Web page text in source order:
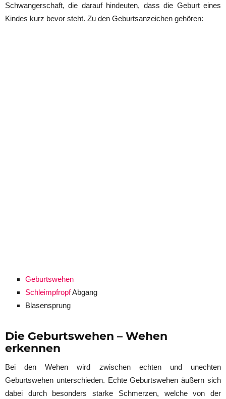
Schwangerschaft, die darauf hindeuten, dass die Geburt eines
Kindes kurz bevor steht. Zu den Geburtsanzeichen gehören:
Geburtswehen
SchleimpfropfAbgang
Blasensprung
Die Geburtswehen – Wehen
erkennen
Bei den Wehen wird zwischen echten und unechten
Geburtswehen unterschieden. Echte Geburtswehen äußern sich
dabei durch besonders starke Schmerzen, welche von der